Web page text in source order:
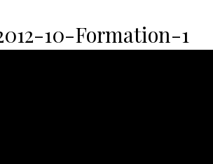
10-Formation-1